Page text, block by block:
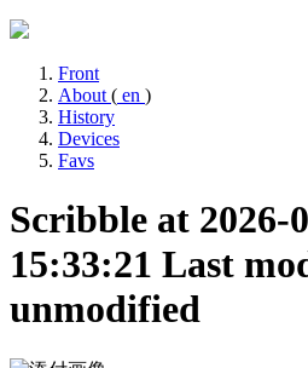
Front
About ( en )
History
Devices
Favs
Scribble at 2026-
15:33:21 Last
unmodified